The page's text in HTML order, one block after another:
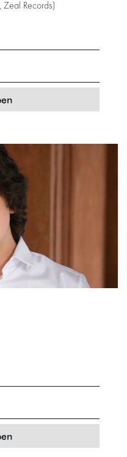
Records)